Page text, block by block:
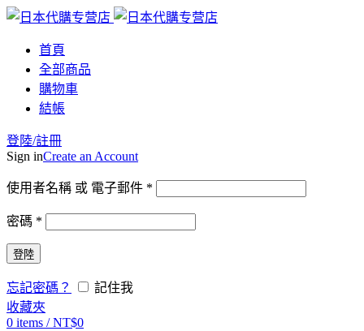
首頁
全部商品
購物車
結帳
登陸/註冊
Sign inCreate an Account
使用者名稱 或 電子郵件 *
密碼 *
登陸
忘記密碼？
記住我
收藏夾
0 items / NT$0